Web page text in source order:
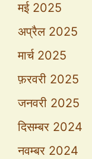
मई 2025
अप्रैल 2025
मार्च 2025
फ़रवरी 2025
जनवरी 2025
दिसम्बर 2024
नवम्बर 2024